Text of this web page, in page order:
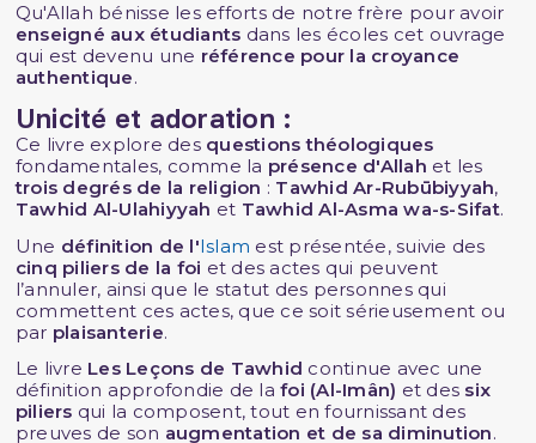
Qu'Allah bénisse les efforts de notre frère pour avoir
enseigné aux étudiants dans les écoles cet ouvrage
qui est devenu une référence pour la croyance
authentique.
Unicité et adoration :
Ce livre explore des questions théologiques
fondamentales, comme la présence d'Allah et les
trois degrés de la religion : Tawhid Ar-Rubūbiyyah,
Tawhid Al-Ulahiyyah et Tawhid Al-Asma wa-s-Sifat.
Une définition de l'Islam est présentée, suivie des
cinq piliers de la foi et des actes qui peuvent
l’annuler, ainsi que le statut des personnes qui
commettent ces actes, que ce soit sérieusement ou
par plaisanterie.
Le livre Les Leçons de Tawhid continue avec une
définition approfondie de lafoi (Al-Imân) et des six
piliers qui la composent, tout en fournissant des
preuves de son augmentation et de sa diminution.